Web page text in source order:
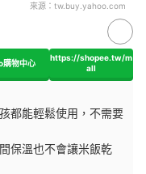
來源： tw.buy.yahoo.com
購物中心
https://shopee.tw/m
all
都能輕鬆使用，不需要
保溫也不會讓米飯乾